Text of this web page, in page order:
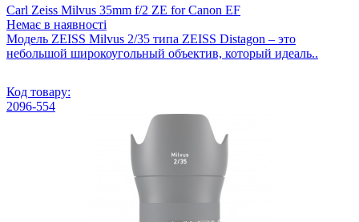
Светофильтр Marumi EXUS Circular PL подойдет для
использования с самой современной профессиональной
цифровой фототехникой. По своим технологическим
день.
Весь цикл производства светофильтров Marumi
осуществляется в Японии
Carl Zeiss Milvus 35mm f/2 ZE for Canon EF
Немає в наявності
Модель ZEISS Milvus 2/35 типа ZEISS Distagon – это
небольшой широкоугольный объектив, который идеаль..
Код товару:
2096-554